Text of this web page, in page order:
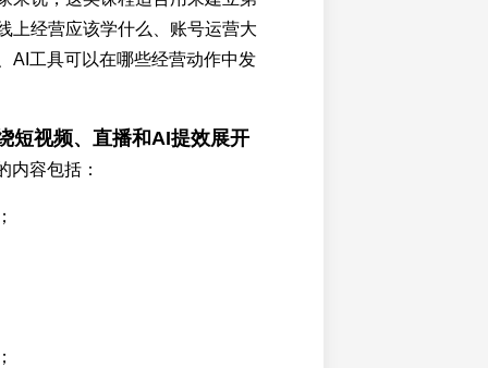
上经营应该学什么、账号运营大
AI工具可以在哪些经营动作中发
短视频、直播和AI提效展开
内容包括：